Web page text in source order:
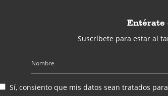
Entérate
Suscríbete para estar al
Sí, consiento que mis datos sean tratados para